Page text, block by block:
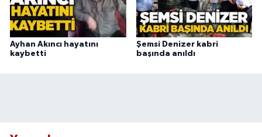
Ayhan Akıncı hayatını
kaybetti
Şemsi Denizer kabri
başında anıldı